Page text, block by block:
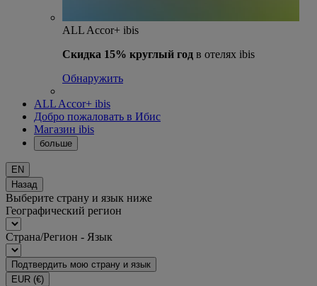
ALL Accor+ ibis
Скидка 15% круглый год в отелях ibis
Обнаружить
ALL Accor+ ibis
Добро пожаловать в Ибис
Магазин ibis
больше
EN
Назад
Выберите страну и язык ниже
Географический регион
Страна/Регион - Язык
Подтвердить мою страну и язык
EUR (€)